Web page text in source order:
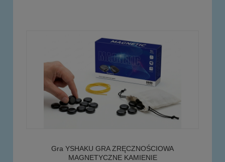
Gra YSHAKU GRA ZRĘCZNOŚCIOWA
MAGNETYCZNE KAMIENIE